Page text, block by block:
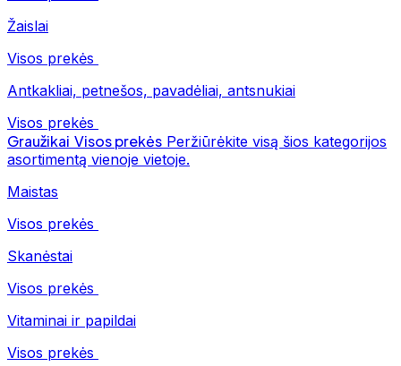
Žaislai
Visos prekės
Antkakliai, petnešos, pavadėliai, antsnukiai
Visos prekės
Graužikai Visos prekės Peržiūrėkite visą šios kategorijos
asortimentą vienoje vietoje.
Maistas
Visos prekės
Skanėstai
Visos prekės
Vitaminai ir papildai
Visos prekės